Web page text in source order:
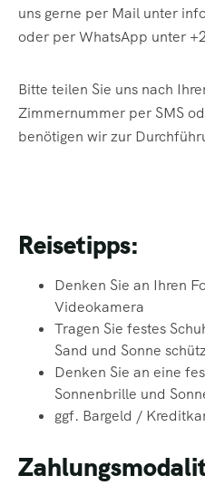
uns gerne per Mail unter
oder per WhatsApp unter
Bitte teilen Sie uns nach
Zimmernummer per SMS
benötigen wir zur
Reisetipps:
Denken Sie an Ihren
Videokamera
Tragen Sie festes
Sand und Sonne
Denken Sie an eine
Sonnenbrille und
ggf. Bargeld /